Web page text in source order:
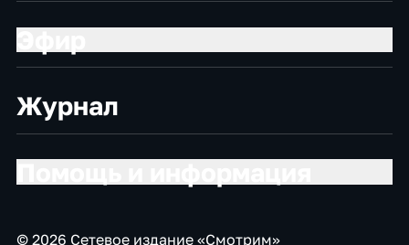
Журнал
© 2026 Сетевое издание «Смотрим»